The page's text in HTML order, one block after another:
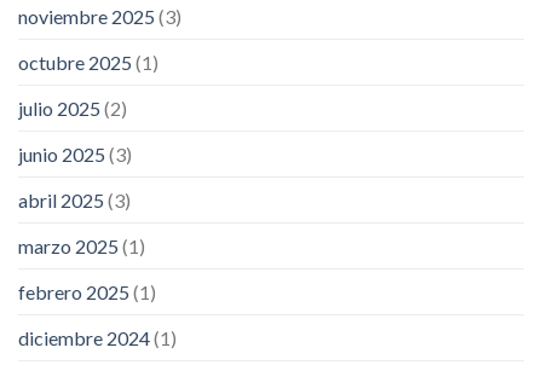
noviembre 2025 (3)
octubre 2025 (1)
julio 2025 (2)
junio 2025 (3)
abril 2025 (3)
marzo 2025 (1)
febrero 2025 (1)
diciembre 2024(1)